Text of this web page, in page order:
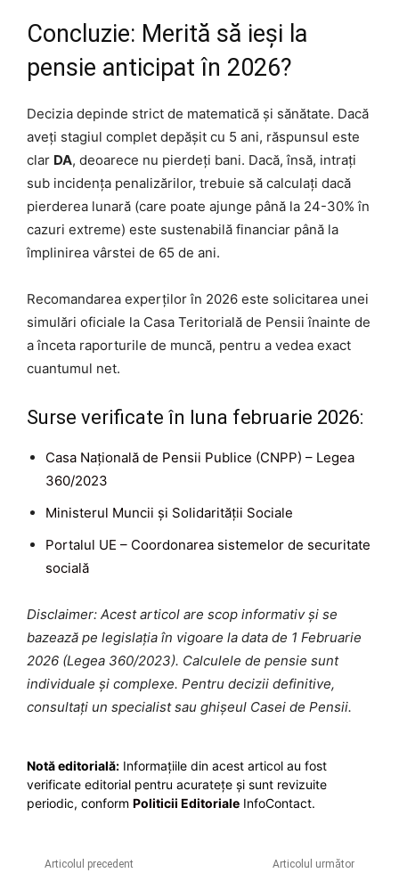
Concluzie: Merită să ieși la
pensie anticipat în 2026?
Decizia depinde strict de matematică și sănătate. Dacă
aveți stagiul complet depășit cu 5 ani, răspunsul este
clar DA, deoarece nu pierdeți bani. Dacă, însă, intrați
sub incidența penalizărilor, trebuie să calculați dacă
pierderea lunară (care poate ajunge până la 24-30% în
cazuri extreme) este sustenabilă financiar până la
împlinirea vârstei de 65 de ani.
Recomandarea experților în 2026 este solicitarea unei
simulări oficiale la Casa Teritorială de Pensii înainte de
a înceta raporturile de muncă, pentru a vedea exact
cuantumul net.
Surse verificate în luna februarie 2026:
Casa Națională de Pensii Publice (CNPP) – Legea
360/2023
Ministerul Muncii și Solidarității Sociale
Portalul UE – Coordonarea sistemelor de securitate
socială
Disclaimer: Acest articol are scop informativ și se
bazează pe legislația în vigoare la data de 1 Februarie
2026 (Legea 360/2023). Calculele de pensie sunt
individuale și complexe. Pentru decizii definitive,
consultați un specialist sau ghișeul Casei de Pensii.
Notă editorială: Informațiile din acest articol au fost
verificate editorial pentru acuratețe și sunt revizuite
periodic, conform Politicii Editoriale InfoContact.
Articolul precedent
Articolul următor